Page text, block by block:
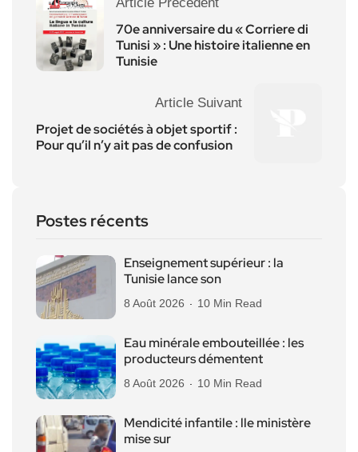
70e anniversaire du « Corriere di
Tunisi » : Une histoire italienne en
Tunisie
Article Suivant
Projet de sociétés à objet sportif :
Pour qu’il n’y ait pas de confusion
Postes récents
Enseignement supérieur : la
Tunisie lance son
8 Août 2026 10 Min Read
Eau minérale embouteillée : les
producteurs démentent
8 Août 2026 10 Min Read
Mendicité infantile : lle ministère
mise sur